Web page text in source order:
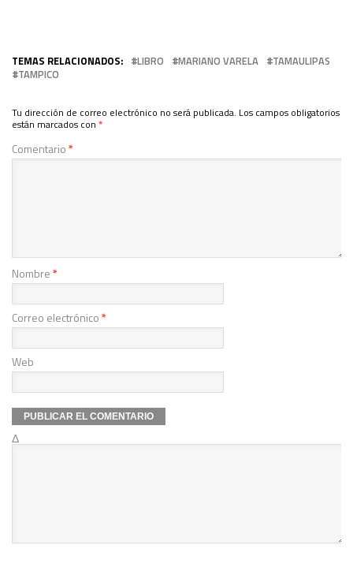
TEMAS RELACIONADOS: LIBRO MARIANO VARELA
TAMAULIPAS
TAMPICO
Tu dirección de correo electrónico no será publicada. Los campos obligatorios
están marcados con *
Comentario*
Nombre*
Correo electrónico*
Web
Δ